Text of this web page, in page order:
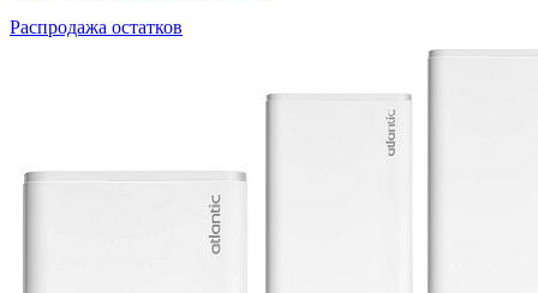
Распродажа остатков